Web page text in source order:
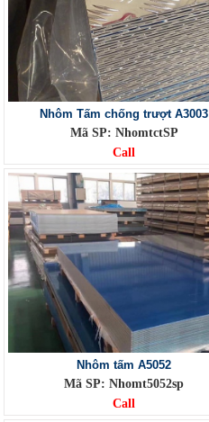
Nhôm Tấm chống trượt A3003
Mã SP: NhomtctSP
Call
Nhôm tấm A5052
Mã SP: Nhomt5052sp
Call